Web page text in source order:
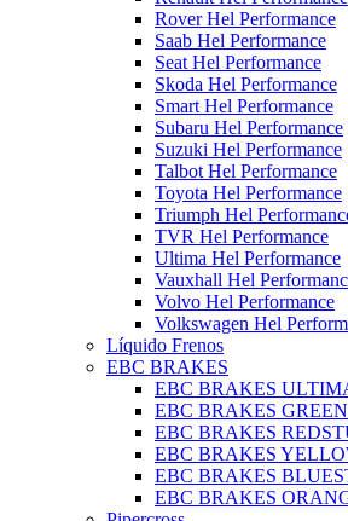
Rover Hel Performance
Saab Hel Performance
Seat Hel Performance
Skoda Hel Performance
Smart Hel Performance
Subaru Hel Performance
Suzuki Hel Performance
Talbot Hel Performance
Toyota Hel Performance
Triumph Hel
TVR Hel Performance
Ultima Hel Performance
Vauxhall Hel
Volvo Hel Performance
Volkswagen Hel
Líquido Frenos
EBC BRAKES
EBC BRAKES
EBC BRAKES
EBC BRAKES
EBC BRAKES
EBC BRAKES
EBC BRAKES